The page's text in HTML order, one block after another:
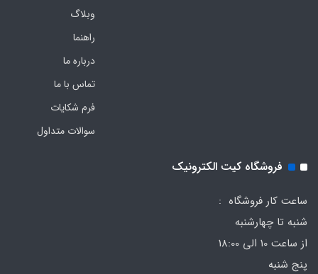
وبلاگ
راهنما
درباره ما
تماس با ما
فرم‌ شکایات
سوالات متداول
فروشگاه کیت الکترونیک
ساعت کار فروشگاه :
شنبه تا چهارشنبه
از ساعت 10 الی 18:00
پنج شنبه